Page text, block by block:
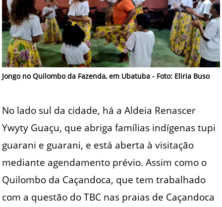
Jongo no Quilombo da Fazenda, em Ubatuba - Foto: Eliria Buso
No lado sul da cidade, há a Aldeia Renascer
Ywyty Guaçu, que abriga famílias indígenas tupi
guarani e guarani, e está aberta à visitação
mediante agendamento prévio. Assim como o
Quilombo da Caçandoca, que tem trabalhado
com a questão do TBC nas praias de Caçandoca